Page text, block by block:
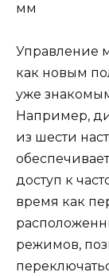
мм
Управление
как новым
уже
Например,
из шести
доступ к
время как
режимов,